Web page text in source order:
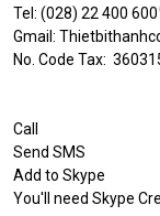
Tel: (028) 22 400 600
Gmail:
No. Code Tax:
Call
Send SMS
Add to Skype
You'll need Skype